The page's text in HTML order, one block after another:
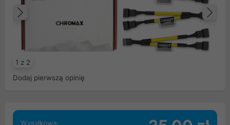
1 z 2
Poprzedni
Dodaj pierwszą opinię
Wysyłkowa: